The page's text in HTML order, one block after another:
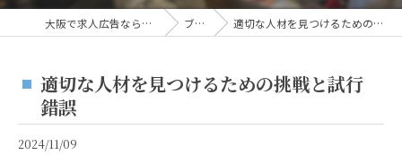
大阪で求人広告なら株式会社AOA ブログ 適切な人材を見つけるための挑戦と試行錯誤
適切な人材を見つけるための挑戦と試行
錯誤
2024/11/09